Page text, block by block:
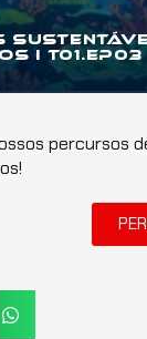
I T01.EP03
Sustentáveis
percursos